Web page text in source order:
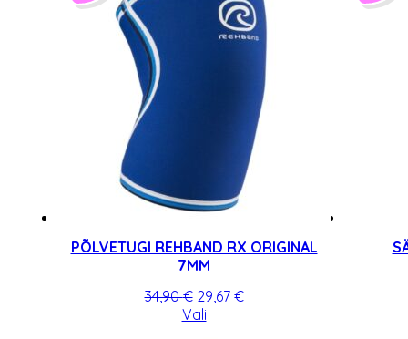
PÕLVETUGI REHBAND RX ORIGINAL
7MM
34,90€ Algne
hind
29,67 €Praegune
ValiSellel